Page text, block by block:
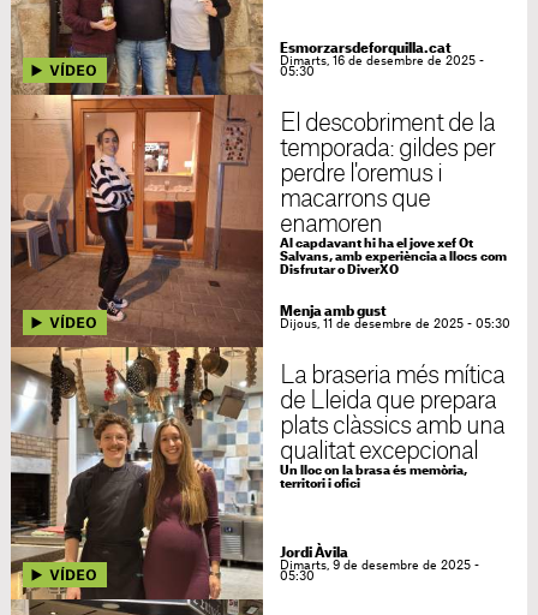
Esmorzarsdeforquilla.cat
Dimarts, 16 de desembre de 2025 -
05:30
El descobriment de la
temporada: gildes per
perdre l'oremus i
macarrons que
enamoren
Al capdavant hi ha el jove xef Ot
Salvans, amb experiència a llocs com
Disfrutar o DiverXO
Menja amb gust
Dijous, 11 de desembre de 2025 - 05:30
La braseria més mítica
de Lleida que prepara
plats clàssics amb una
qualitat excepcional
Un lloc on la brasa és memòria,
territori i ofici
Jordi Àvila
Dimarts, 9 de desembre de 2025 -
05:30